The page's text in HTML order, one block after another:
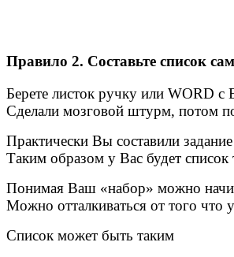
Правило 2. Составьте список
Берете листок ручку или WORD с
Сделали мозговой штурм, потом
Практически Вы составили
Таким образом у Вас будет
Понимая Ваш «набор» можно
Можно отталкиваться от того что
Список может быть таким